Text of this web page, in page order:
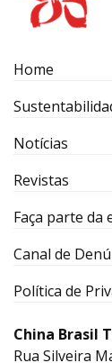
Home
Notícias
Revistas
Faça parte da
Canal de
Política de
China Brasil
Rua Silveira